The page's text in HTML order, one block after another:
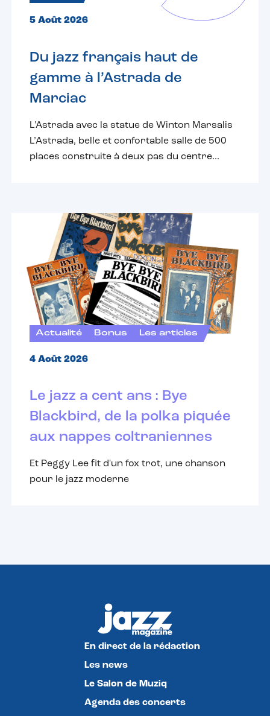
5 Août 2026
Du jazz français haut de
gamme à l’Astrada de
Marciac
L'Astrada avec la statue de Winton Marsalis
L’Astrada, belle et confortable salle de 500
places construite à deux pas du centre...
Actualité Bonus Les articles
4 Août 2026
Le jazz a cent ans : Bye
Blackbird, de la polka piquée
aux nappes coltraniennes
Et Peggy Lee fit d'un fox trot, une chanson
pour le jazz moderne
En direct de la rédaction
Les news
Le Salon de Muziq
Agenda des concerts